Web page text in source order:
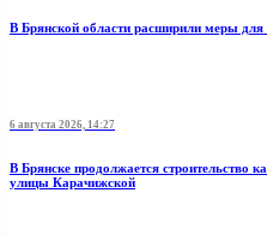
В Брянской области расширили меры
6 августа 2026, 14:27
В Брянске продолжается строительство
улицы Карачижской